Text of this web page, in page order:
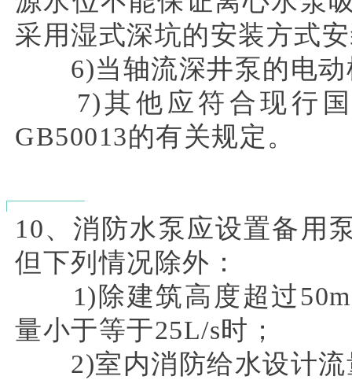
采用湿式深坑的安装方式
6)当轴流深井泵的电动
7)其他应符合现行国
GB50013的有关规定。
10、消防水泵应设置备用
但下列情况除外：
1)除建筑高度超过50m
量小于等于25L/s时；
2)室内消防给水设计流